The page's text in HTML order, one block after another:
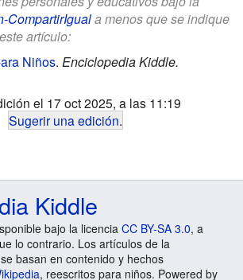
CompartirIguala menos que se indique
artículo:
Niños. Enciclopedia Kiddle.
el 17 oct 2025, a las 11:19
Sugerir una edición.
Kiddle
bajo la licencia CC BY-SA 3.0, a
lo contrario. Los artículos de la
basan en contenido y hechos
, reescritos para niños. Powered by